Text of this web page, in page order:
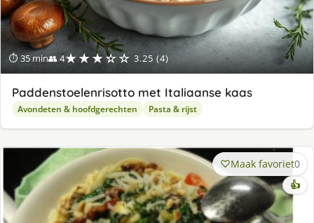
⏱ 35 min👥 4★★★☆☆ 3.25 (4)
Paddenstoelenrisotto met Italiaanse kaas
Avondeten & hoofdgerechten Pasta & rijst
Maak favoriet0
👍